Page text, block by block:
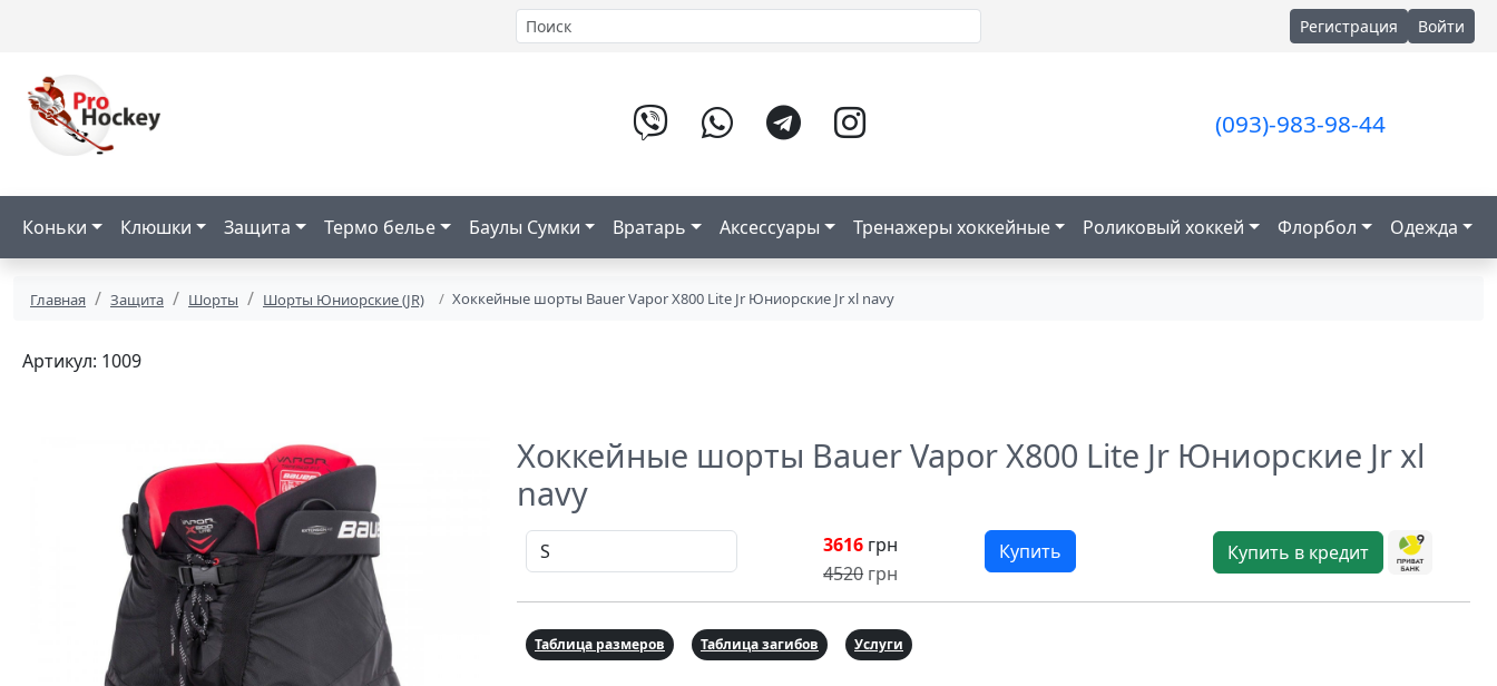
Регистрация Войти
(093)-983-98-44
Коньки Клюшки Защита Термо белье Баулы Сумки Вратарь Аксессуары Тренажеры хоккейные Роликовый хоккей Флорбол Одежда
Главная Защита Шорты Шорты Юниорские (JR) Хоккейные шорты Bauer Vapor X800 Lite Jr Юниорские Jr xl navy
Артикул: 1009
Хоккейные шорты Bauer Vapor X800 Lite Jr Юниорские Jr xl
navy
3616 грн
4520 грн
Купить Купить в кредит
Таблица размеров Таблица загибов Услуги